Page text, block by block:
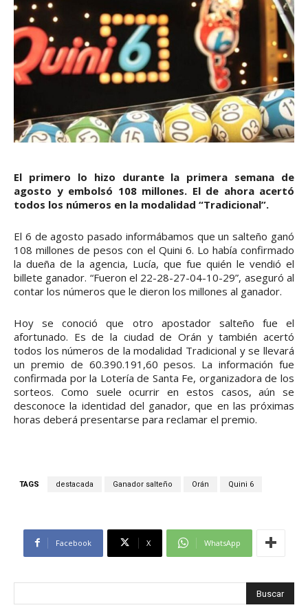
El primero lo hizo durante la primera semana de
agosto y embolsó 108 millones. El de ahora acertó
todos los números en la modalidad “Tradicional”.
El 6 de agosto pasado informábamos que un salteño ganó
108 millones de pesos con el Quini 6. Lo había confirmado
la dueña de la agencia, Lucía, que fue quién le vendió el
billete ganador. “Fueron el 22-28-27-04-10-29”, aseguró al
contar los números que le dieron los millones al ganador.
Hoy se conoció que otro apostador salteño fue el
afortunado. Es de la ciudad de Orán y también acertó
todos los números de la modalidad Tradicional y se llevará
un premio de 60.390.191,60 pesos. La información fue
confirmada por la Lotería de Santa Fe, organizadora de los
sorteos. Como suele ocurrir en estos casos, aún se
desconoce la identidad del ganador, que en las próximas
horas deberá presentarse para reclamar el premio.
TAGS destacada Ganador salteño Orán Quini 6
Facebook X WhatsApp